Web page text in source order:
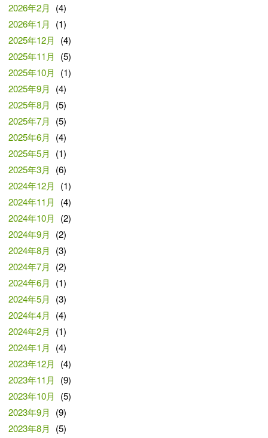
2026年2月
(4)
2026年1月
(1)
2025年12月
(4)
2025年11月
(5)
2025年10月
(1)
2025年9月
(4)
2025年8月
(5)
2025年7月
(5)
2025年6月
(4)
2025年5月
(1)
2025年3月
(6)
2024年12月
(1)
2024年11月
(4)
2024年10月
(2)
2024年9月
(2)
2024年8月
(3)
2024年7月
(2)
2024年6月
(1)
2024年5月
(3)
2024年4月
(4)
2024年2月
(1)
2024年1月
(4)
2023年12月
(4)
2023年11月
(9)
2023年10月
(5)
2023年9月
(9)
2023年8月
(5)